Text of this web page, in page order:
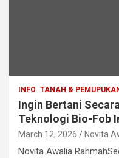
INFO TANAH &
Ingin Bertani
Teknologi Bio-Fob
March 12, 2026 Novita
Novita Awalia